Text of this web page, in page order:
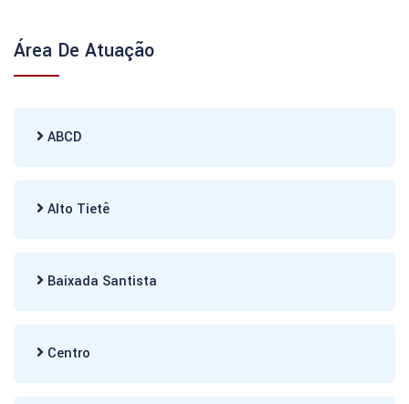
Área De Atuação
ABCD
Alto Tietê
Baixada Santista
Centro